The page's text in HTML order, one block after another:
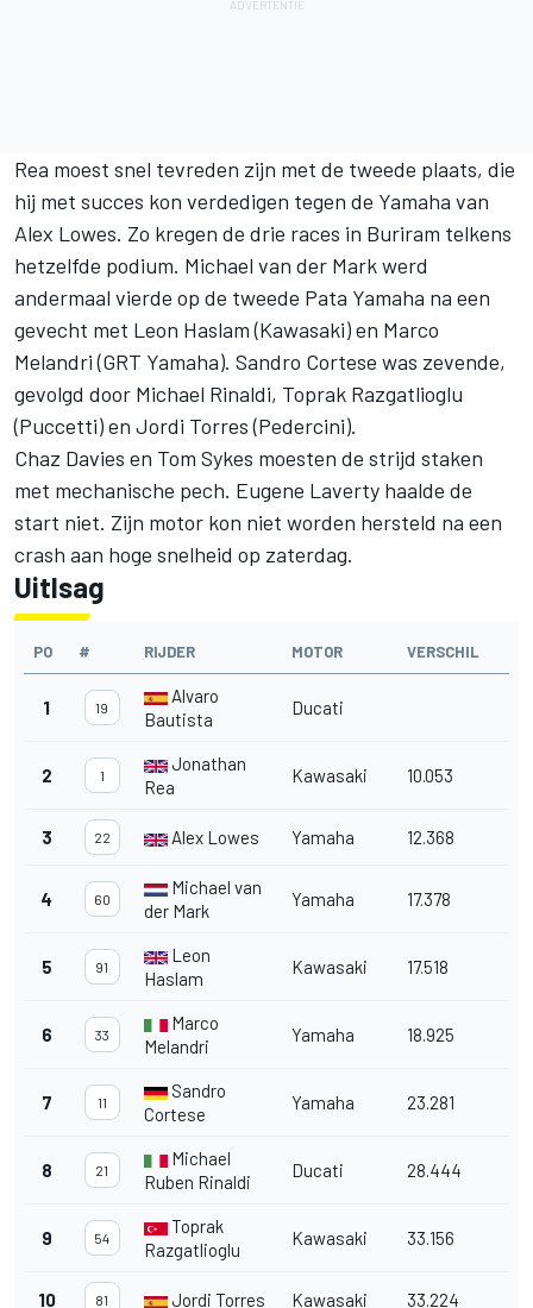
Rea moest snel tevreden zijn met de tweede plaats, die
hij met succes kon verdedigen tegen de Yamaha van
Alex Lowes. Zo kregen de drie races in Buriram telkens
hetzelfde podium. Michael van der Mark werd
andermaal vierde op de tweede Pata Yamaha na een
gevecht met Leon Haslam (Kawasaki) en Marco
Melandri (GRT Yamaha). Sandro Cortese was zevende,
gevolgd door Michael Rinaldi, Toprak Razgatlioglu
(Puccetti) en Jordi Torres (Pedercini).
Chaz Davies en Tom Sykes moesten de strijd staken
met mechanische pech. Eugene Laverty haalde de
start niet. Zijn motor kon niet worden hersteld na een
crash aan hoge snelheid op zaterdag.
Uitlsag
PO # RIJDER MOTOR VERSCHIL
1 19
Alvaro
Bautista
Ducati
2 1
Jonathan
Rea
Kawasaki 10.053
3 22 Alex Lowes Yamaha 12.368
4 60
Michael van
der Mark
Yamaha 17.378
5 91
Leon
Haslam
Kawasaki 17.518
6 33
Marco
Melandri
Yamaha 18.925
7 11
Sandro
Cortese
Yamaha 23.281
8 21
Michael
Ruben Rinaldi
Ducati 28.444
9 54
Toprak
Razgatlioglu
Kawasaki 33.156
10 81 Jordi Torres Kawasaki 33.224